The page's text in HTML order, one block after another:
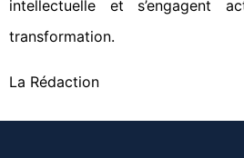
intellectuelle et s’engagent
transformation.
La Rédaction